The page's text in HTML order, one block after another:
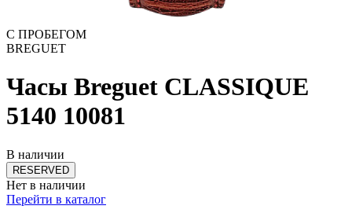
С ПРОБЕГОМ
BREGUET
Часы Breguet CLASSIQUE
5140 10081
В наличии
RESERVED
Нет в наличии
Перейти в каталог